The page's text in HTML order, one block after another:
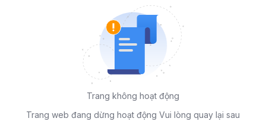
Trang không hoạt động
Trang web đang dừng hoạt động Vui lòng quay lại sau